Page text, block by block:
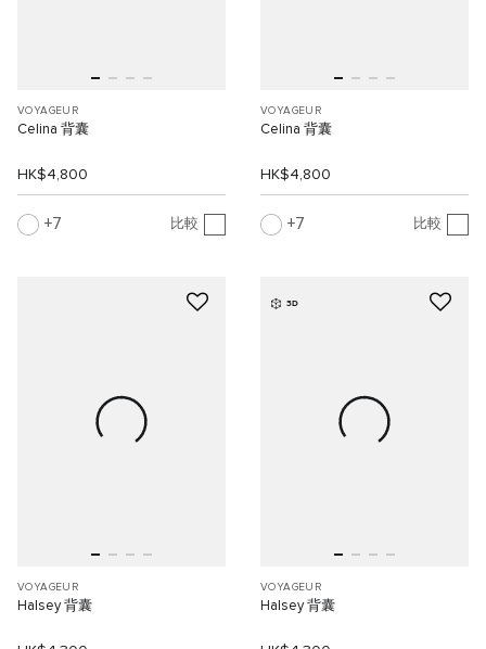
VOYAGEUR
Celina 背囊
HK$4,800
7 比較
VOYAGEUR
Celina 背囊
HK$4,800
7 比較
VOYAGEUR
Halsey 背囊
3D
VOYAGEUR
Halsey 背囊